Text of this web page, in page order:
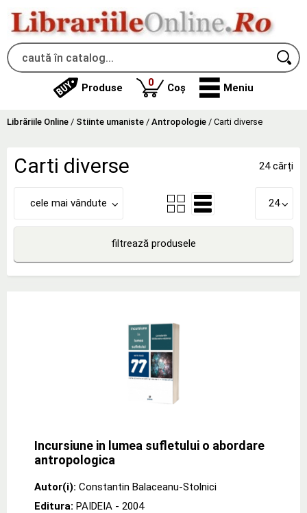
Produse 0produse
Coș Meniu
Librăriile Online / Stiinte umaniste / Antropologie / Carti diverse
Carti diverse 24 cărți
cele mai vândute 24
filtrează produsele
Incursiune in lumea sufletului o abordare
antropologica
Autor(i): Constantin Balaceanu-Stolnici
Editura: PAIDEIA - 2004